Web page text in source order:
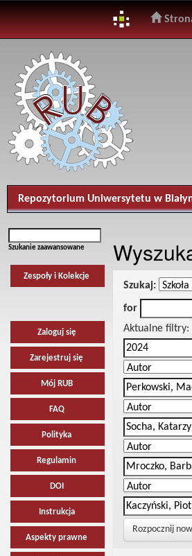
navigation
Repozytorium Uniwersytetu w
Szukanie zaawansowane
Zespoły i Kolekcje
Zaloguj się
Zarejestruj się
Mój RUB
FAQ
Polityka
Regulamin
DOI
Instrukcja
Aspekty prawne
Szukaj:
for
Aktualne filtry:
Rozpocznij